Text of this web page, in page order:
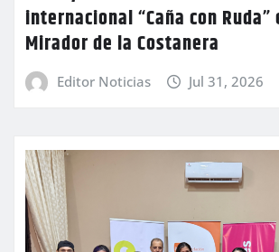
internacional “Caña con Ruda”
Mirador de la Costanera
Editor Noticias Jul 31, 2026